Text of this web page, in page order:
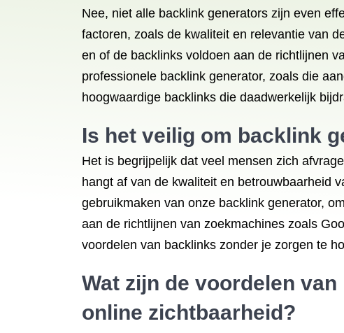
Nee, niet alle backlink generators zijn even
factoren, zoals de kwaliteit en relevantie van
en of de backlinks voldoen aan de richtlijnen
professionele backlink generator, zoals die
hoogwaardige backlinks die daadwerkelijk
Is het veilig om backlink
Het is begrijpelijk dat veel mensen zich
hangt af van de kwaliteit en betrouwbaarheid
gebruikmaken van onze backlink generator,
aan de richtlijnen van zoekmachines zoals
voordelen van backlinks zonder je zorgen te
Wat zijn de voordelen
online zichtbaarheid?